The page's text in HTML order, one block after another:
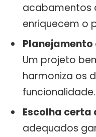
acabamentos
enriquecem o
Um projeto
harmoniza os
funcionalidade.
Escolha certa
adequados